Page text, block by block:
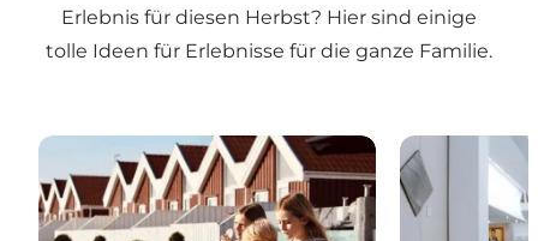
Erlebnis für diesen Herbst? Hier sind einige
tolle Ideen für Erlebnisse für die ganze Familie.
Mit den Kindern nach Nordjütland Aktivitäten